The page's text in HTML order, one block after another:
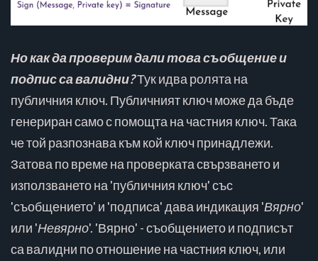
Но как да проверим дали това съобщение и
подпис са валидни?Тук идва ролята на
публичния ключ. Публичният ключ може да бъде
генериран само с помощта на частния ключ. Така
че той разпознава към кой ключ принадлежи.
Затова по време на проверката свързването и
използването на 'публичния ключ' със
'съобщението' и 'подписа' дава индикация 'Вярно'
или 'Невярно'. 'Вярно' - съобщението и подписът
са валидни по отношение на частния ключ, или